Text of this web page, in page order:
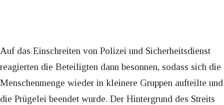
Auf das Einschreiten von Polizei und Sicherheitsdienst
reagierten die Beteiligten dann besonnen, sodass sich die
Menschenmenge wieder in kleinere Gruppen aufteilte und
die Prügelei beendet wurde. Der Hintergrund des Streits